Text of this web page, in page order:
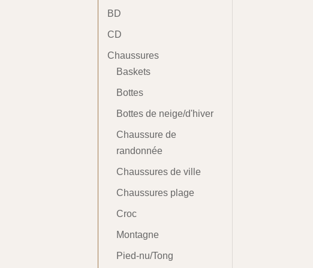
BD
CD
Chaussures
Baskets
Bottes
Bottes de neige/d'hiver
Chaussure de
randonnée
Chaussures de ville
Chaussures plage
Croc
Montagne
Pied-nu/Tong